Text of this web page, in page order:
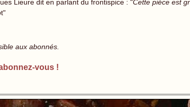
Lieure dit en parlant du frontispice : "Cette pièce est
t"
aux abonnés.
vous !